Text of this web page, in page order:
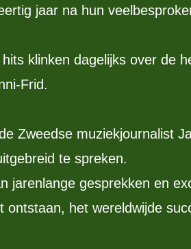
jaar na hun
klinken dagelijks over de
Frid.
Zweedse muziekjournalist
te spreken.
jarenlange gesprekken en
ontstaan, het wereldwijde